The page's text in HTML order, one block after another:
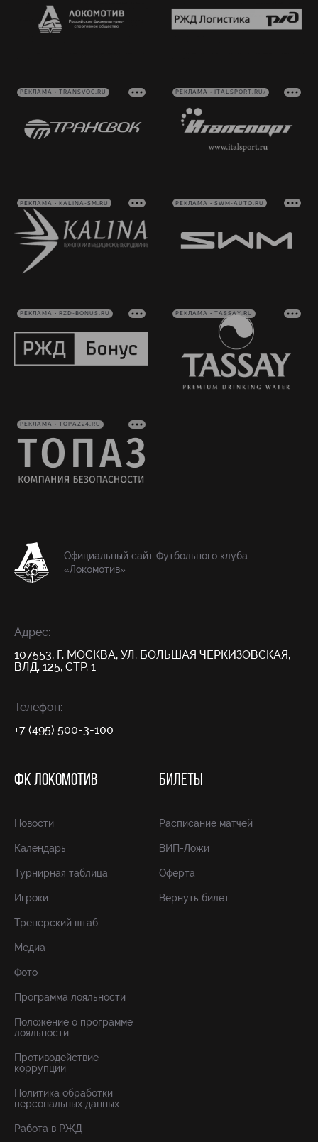
РЕКЛАМА • TRANSVOC.RU РЕКЛАМА • ITALSPORT.RU/
РЕКЛАМА • KALINA-SM.RU РЕКЛАМА • SWM-AUTO.RU
РЕКЛАМА • RZD-BONUS.RU РЕКЛАМА • TASSAY.RU
РЕКЛАМА • TOPAZ24.RU
Официальный сайт Футбольного клуба
«Локомотив»
Адрес:
107553, Г. МОСКВА, УЛ. БОЛЬШАЯ ЧЕРКИЗОВСКАЯ,
ВЛД. 125, СТР. 1
Телефон:
+7 (495) 500-3-100
ФК ЛОКОМОТИВ
Новости
Календарь
Турнирная таблица
Игроки
Тренерский штаб
Медиа
Фото
Программа лояльности
Положение о программе
лояльности
Противодействие
коррупции
Политика обработки
персональных данных
Работа в РЖД
БИЛЕТЫ
Расписание матчей
ВИП-Ложи
Оферта
Вернуть билет